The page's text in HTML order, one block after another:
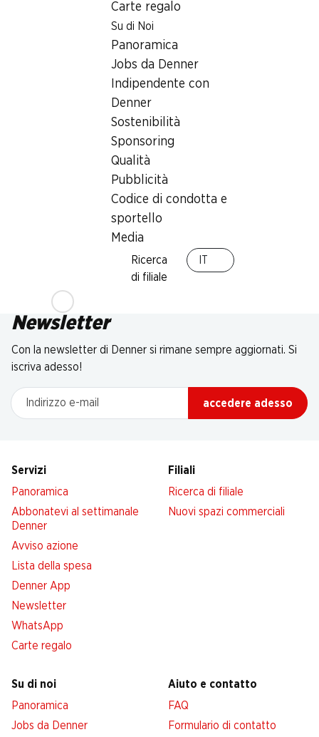
Carte regalo
Su di Noi
Panoramica
Jobs da Denner
Indipendente con
Denner
Sostenibilità
Sponsoring
Qualità
Pubblicità
Codice di condotta e
sportello
Media
Ricerca
di filiale
Newsletter
Con la newsletter di Denner si rimane sempre aggiornati. Si
iscriva adesso!
Indirizzo e-mail
accedere adesso
Servizi
Panoramica
Abbonatevi al settimanale
Denner
Avviso azione
Lista della spesa
Denner App
Newsletter
WhatsApp
Carte regalo
Filiali
Ricerca di filiale
Nuovi spazi commerciali
Su di noi
Panoramica
Jobs da Denner
Aiuto e contatto
FAQ
Formulario di contatto